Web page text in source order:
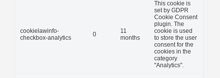
cookielawinfo-
checkbox-analytics
0
11
months
This cookie is
set by GDPR
Cookie Consent
plugin. The
cookie is used
to store the user
consent for the
cookies in the
category
"Analytics".